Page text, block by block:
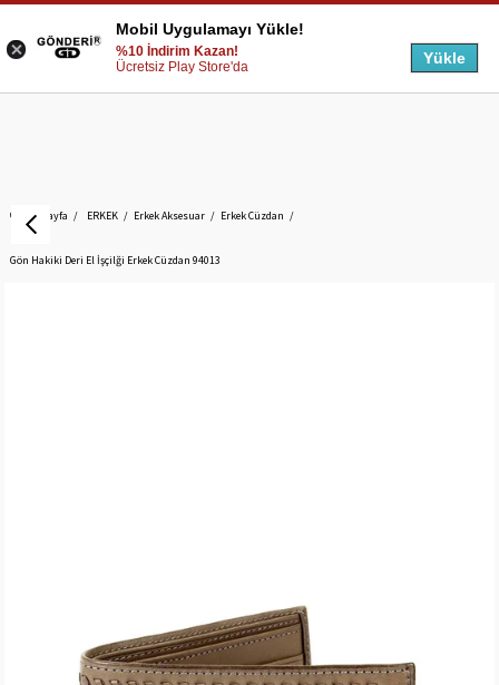
Anasayfa ERKEK Erkek Aksesuar Erkek Cüzdan
Gön Hakiki Deri El İşçilği Erkek Cüzdan 94013
Mobil Uygulamayı Yükle!
%10 İndirim Kazan!
Ücretsiz Play Store'da
Yükle